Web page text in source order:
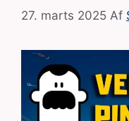
27. marts 2025 Af